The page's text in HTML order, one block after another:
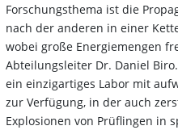
Forschungsthema ist die
nach der anderen in einer
wobei große Energiemengen
Abteilungsleiter Dr. Daniel
ein einzigartiges Labor mit
zur Verfügung, in der auch
Explosionen von Prüflingen in